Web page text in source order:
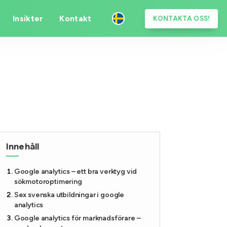
Insikter Kontakt KONTAKTA OSS!
Innehåll
Google analytics – ett bra verktyg vid
sökmotoroptimering
Sex svenska utbildningar i google
analytics
Google analytics för marknadsförare –